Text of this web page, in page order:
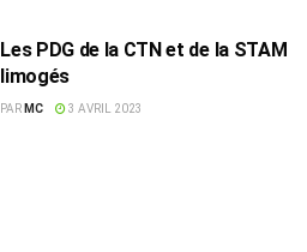
Les PDG de la CTN et de la STAM
limogés
PAR MC 3 AVRIL 2023